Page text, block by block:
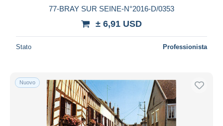
77-BRAY SUR SEINE-N°2016-D/0353
± 6,91 USD
Stato Professionista
Nuovo